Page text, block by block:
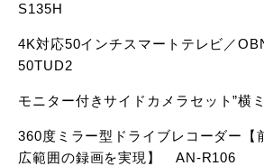
S135H
4K対応50インチスマートテレビ／
50TUD2
モニター付きサイドカメラセット”
360度ミラー型ドライブレコーダー【
広範囲の録画を実現】 AN-R106